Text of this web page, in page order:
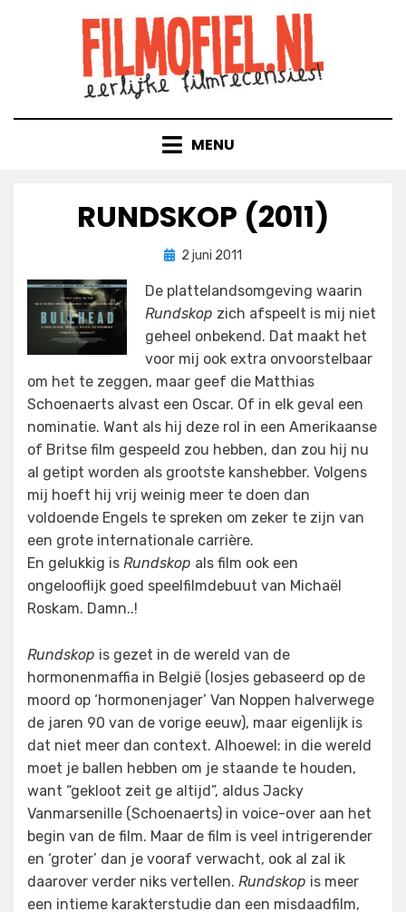
MENU
RUNDSKOP (2011)
doorFilmofiel.nl
Geplaatst
2 juni 2011
De plattelandsomgeving waarin
Rundskop zich afspeelt is mij niet
geheel onbekend. Dat maakt het
voor mij ook extra onvoorstelbaar
om het te zeggen, maar geef die Matthias
Schoenaerts alvast een Oscar. Of in elk geval een
nominatie. Want als hij deze rol in een Amerikaanse
of Britse film gespeeld zou hebben, dan zou hij nu
al getipt worden als grootste kanshebber. Volgens
mij hoeft hij vrij weinig meer te doen dan
voldoende Engels te spreken om zeker te zijn van
een grote internationale carrière.
En gelukkig is Rundskop als film ook een
ongelooflijk goed speelfilmdebuut van Michaël
Roskam. Damn..!
Rundskop is gezet in de wereld van de
hormonenmaffia in België (losjes gebaseerd op de
moord op ‘hormonenjager’ Van Noppen halverwege
de jaren 90 van de vorige eeuw), maar eigenlijk is
dat niet meer dan context. Alhoewel: in die wereld
moet je ballen hebben om je staande te houden,
want “gekloot zeit ge altijd”, aldus Jacky
Vanmarsenille (Schoenaerts) in voice-over aan het
begin van de film. Maar de film is veel intrigerender
en ‘groter’ dan je vooraf verwacht, ook al zal ik
daarover verder niks vertellen. Rundskop is meer
een intieme karakterstudie dan een misdaadfilm,